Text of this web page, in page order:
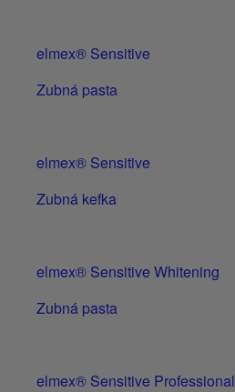
elmex® Sensitive
Zubná pasta
elmex® Sensitive
Zubná kefka
elmex® Sensitive Whitening
Zubná pasta
elmex® Sensitive Professional